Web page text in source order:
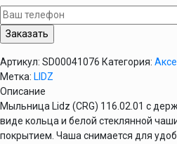
(CRG)
116.02.01
Артикул: SD00041076 Категория:
Метка: LIDZ
Описание
Мыльница Lidz (CRG) 116.02.01 с
виде кольца и белой стеклянной
покрытием. Чаша снимается для